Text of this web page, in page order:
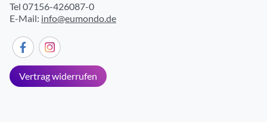
Tel 07156-426087-0
E-Mail: info@eumondo.de
Vertrag widerrufen